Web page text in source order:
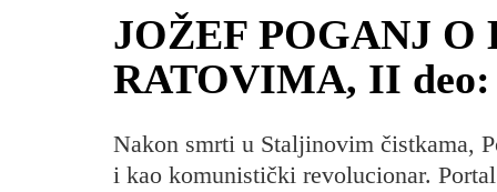
JOŽEF POGANJ
RATOVIMA, II
Nakon smrti u Staljinovim čistkama,
i kao komunistički revolucionar.